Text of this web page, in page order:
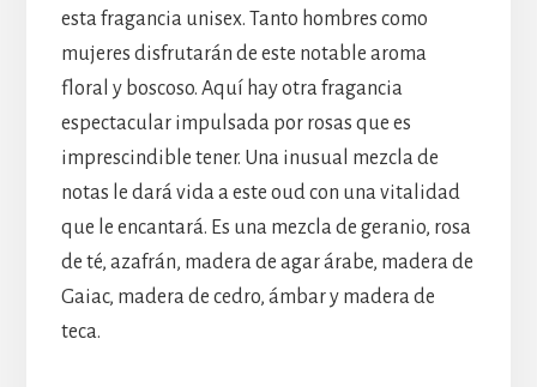
esta fragancia unisex. Tanto hombres como
mujeres disfrutarán de este notable aroma
floral y boscoso. Aquí hay otra fragancia
espectacular impulsada por rosas que es
imprescindible tener. Una inusual mezcla de
notas le dará vida a este oud con una vitalidad
que le encantará. Es una mezcla de geranio, rosa
de té, azafrán, madera de agar árabe, madera de
Gaiac, madera de cedro, ámbar y madera de
teca.